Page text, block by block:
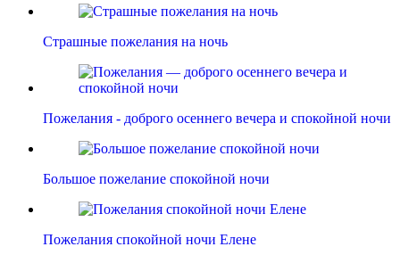
Страшные пожелания на ночь
Пожелания - доброго осеннего вечера и спокойной ночи
Большое пожелание спокойной ночи
Пожелания спокойной ночи Елене